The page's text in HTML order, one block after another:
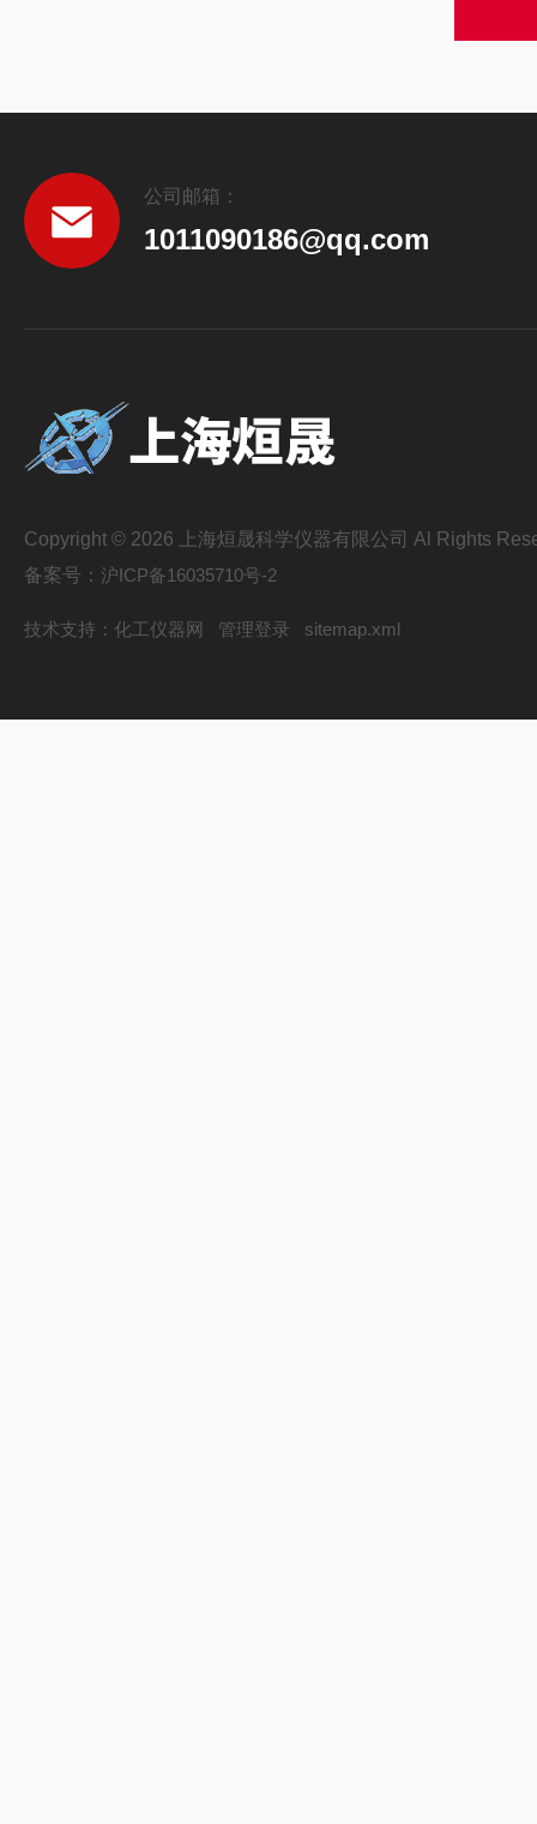
公司邮箱：
1011090186@qq.com
Copyright © 2026 上海烜晟科学仪器有限公司 Al Rights
备案号： 沪ICP备16035710号-2
技术支持： 化工仪器网 管理登录 sitemap.xml